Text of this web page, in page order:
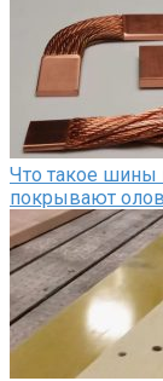
Что такое
покрывают